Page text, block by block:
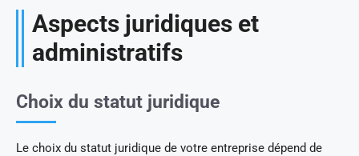
Aspects juridiques et
administratifs
Choix du statut juridique
Le choix du statut juridique de votre entreprise dépend de